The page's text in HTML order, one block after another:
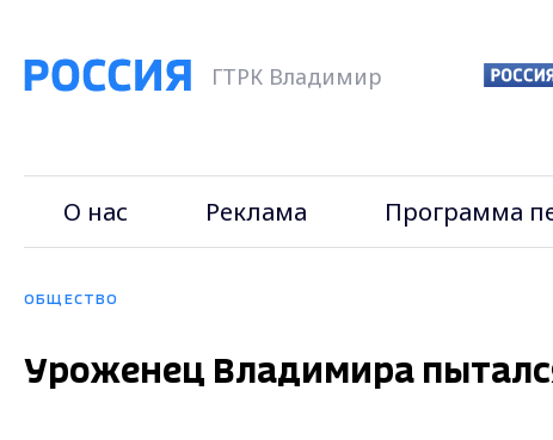
ГТРК Владимир
О нас Реклама Программа
ОБЩЕСТВО
Уроженец Владимира